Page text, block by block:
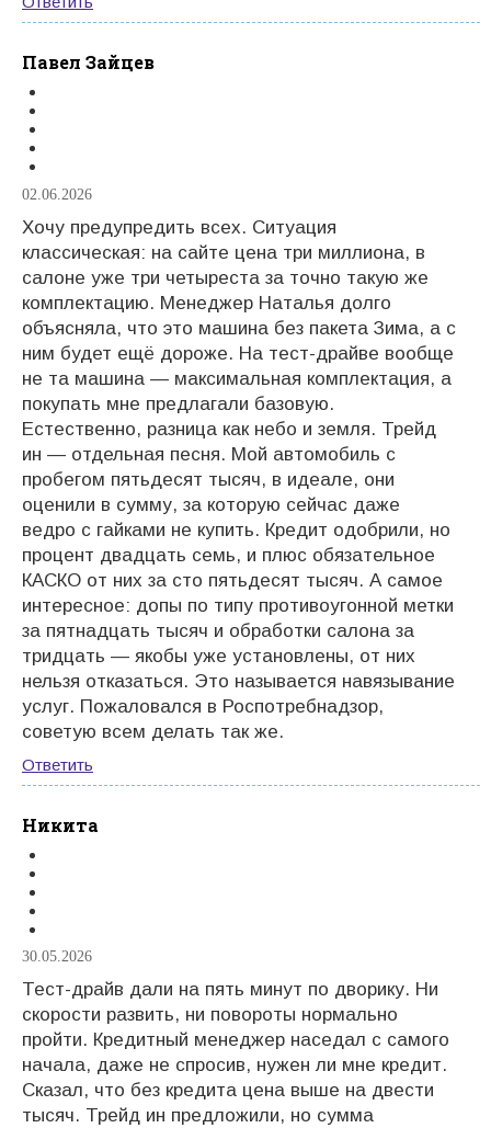
Павел Зайцев
02.06.2026
Хочу предупредить всех. Ситуация
классическая: на сайте цена три миллиона, в
салоне уже три четыреста за точно такую же
комплектацию. Менеджер Наталья долго
объясняла, что это машина без пакета Зима, а с
ним будет ещё дороже. На тест-драйве вообще
не та машина — максимальная комплектация, а
покупать мне предлагали базовую.
Естественно, разница как небо и земля. Трейд
ин — отдельная песня. Мой автомобиль с
пробегом пятьдесят тысяч, в идеале, они
оценили в сумму, за которую сейчас даже
ведро с гайками не купить. Кредит одобрили, но
процент двадцать семь, и плюс обязательное
КАСКО от них за сто пятьдесят тысяч. А самое
интересное: допы по типу противоугонной метки
за пятнадцать тысяч и обработки салона за
тридцать — якобы уже установлены, от них
нельзя отказаться. Это называется навязывание
услуг. Пожаловался в Роспотребнадзор,
советую всем делать так же.
Ответить
Никита
30.05.2026
Тест-драйв дали на пять минут по дворику. Ни
скорости развить, ни повороты нормально
пройти. Кредитный менеджер наседал с самого
начала, даже не спросив, нужен ли мне кредит.
Сказал, что без кредита цена выше на двести
тысяч. Трейд ин предложили, но сумма